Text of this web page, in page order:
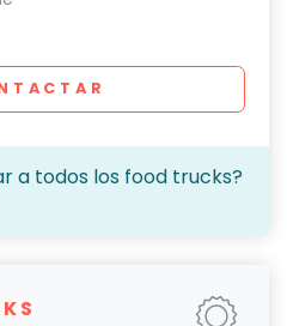
a todos los food trucks?